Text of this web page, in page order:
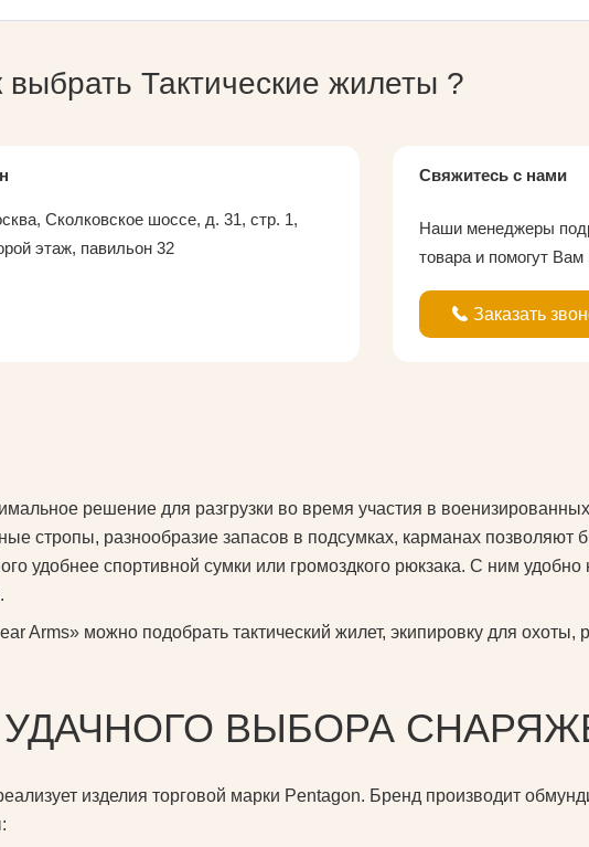
выбрать Тактические жилеты ?
Сколковское шоссе, д. 31, стр. 1,
этаж, павильон 32
Свяжитесь с нами
Наши менеджеры
товара и помогут
Заказать
решение для разгрузки во время участия в
стропы, разнообразие запасов в подсумках, карманах позволяют
удобнее спортивной сумки или громоздкого рюкзака. С ним
Arms» можно подобрать тактический жилет, экипировку для
ВЫБОРА
изделия торговой марки Pentagon. Бренд производит